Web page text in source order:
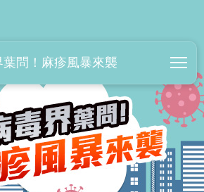
葉問！麻疹風暴來襲